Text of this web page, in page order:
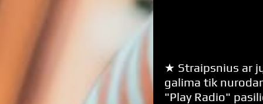
★ Straipsnius ar
galima tik
"Play Radio"